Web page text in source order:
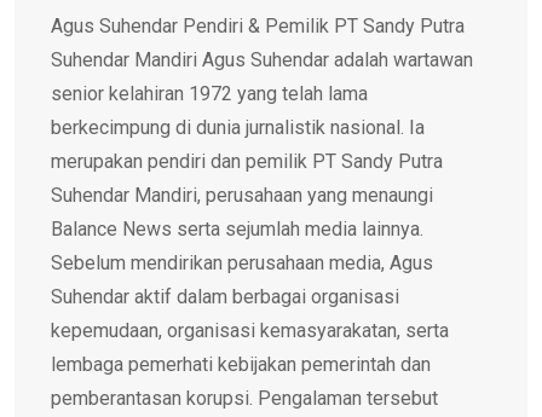
Agus Suhendar Pendiri & Pemilik PT Sandy Putra
Suhendar Mandiri Agus Suhendar adalah wartawan
senior kelahiran 1972 yang telah lama
berkecimpung di dunia jurnalistik nasional. Ia
merupakan pendiri dan pemilik PT Sandy Putra
Suhendar Mandiri, perusahaan yang menaungi
Balance News serta sejumlah media lainnya.
Sebelum mendirikan perusahaan media, Agus
Suhendar aktif dalam berbagai organisasi
kepemudaan, organisasi kemasyarakatan, serta
lembaga pemerhati kebijakan pemerintah dan
pemberantasan korupsi. Pengalaman tersebut